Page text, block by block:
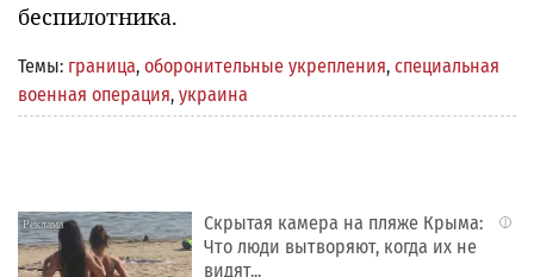
беспилотника.
Темы: граница, оборонительные укрепления, специальная
военная операция, украина
i
Скрытая камера на пляже Крыма:
Что люди вытворяют, когда их не
видят...